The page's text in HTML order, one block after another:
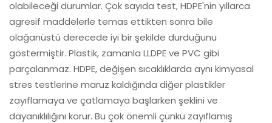
olabileceği durumlar. Çok sayıda test, HDPE'nin yıllarca
agresif maddelerle temas ettikten sonra bile
olağanüstü derecede iyi bir şekilde durduğunu
göstermiştir. Plastik, zamanla LLDPE ve PVC gibi
parçalanmaz. HDPE, değişen sıcaklıklarda aynı kimyasal
stres testlerine maruz kaldığında diğer plastikler
zayıflamaya ve çatlamaya başlarken şeklini ve
dayanıklılığını korur. Bu çok önemli çünkü zayıflamış